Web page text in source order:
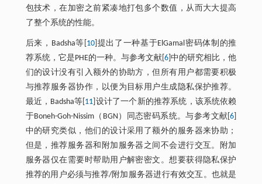
包技术，在加密之前紧凑地打包多个数值，从而大大提高
了整个系统的性能。
后来，Badsha等[ 10]提出了一种基于ElGamal密码体制的推
荐系统，它是PHE的一种。与参考文献[6 ]中的研究相比，他
们的设计没有引入额外的协助方，但所有用户都需要积极
与推荐服务器协作，以便为目标用户生成隐私保护推荐。
最近，Badsha等[ 11 ]设计了一个新的推荐系统，该系统依赖
于Boneh-Goh-Nissim（BGN）同态密码系统。与参考文献[6
中的研究类似，他们的设计采用了额外的服务器来协助；
但是，推荐服务器和附加服务器之间不会进行交互。附加
服务器仅在需要时帮助用户解密密文。想要获得隐私保护
推荐的用户必须与推荐/附加服务器进行有效交互。也就是